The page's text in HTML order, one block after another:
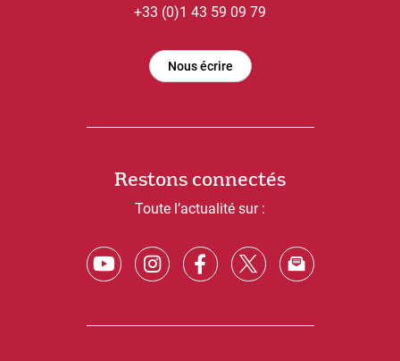
+33 (0)1 43 59 09 79
Nous écrire
Restons connectés
Toute l’actualité sur :